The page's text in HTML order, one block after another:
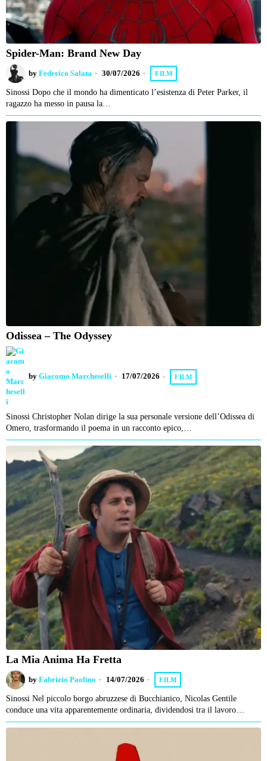
Spider-Man: Brand New Day
by Federico Salata 30/07/2026 FILM
Sinossi Dopo che il mondo ha dimenticato l’esistenza di Peter Parker, il
ragazzo ha messo in pausa la…
Odissea – The Odyssey
by Giacomo Marcheselli 17/07/2026 FILM
Sinossi Christopher Nolan dirige la sua personale versione dell’Odissea di
Omero, trasformando il poema in un racconto epico,…
La Mia Anima Ha Fretta
by Fabrizio Paolino 14/07/2026 FILM
Sinossi Nel piccolo borgo abruzzese di Bucchianico, Nicolas Gentile
conduce una vita apparentemente ordinaria, dividendosi tra il lavoro…